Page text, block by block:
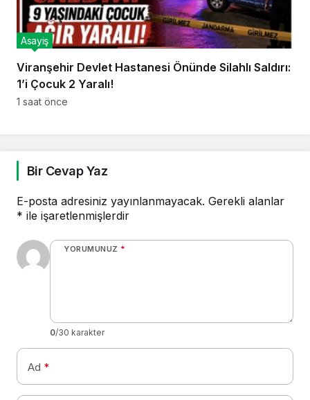
Viranşehir Devlet Hastanesi Önünde Silahlı Saldırı:
1’i Çocuk 2 Yaralı!
Asayiş
1 saat önce
Bir Cevap Yaz
E-posta adresiniz yayınlanmayacak. Gerekli alanlar
* ile işaretlenmişlerdir
YORUMUNUZ *
0/30 karakter
Ad *